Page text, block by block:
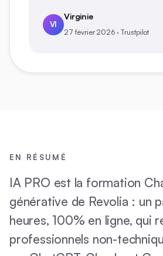
VI
Virginie
27 février 2026 · Trustpilot
EN RÉSUMÉ
IA PRO est la formation
générative de Revolia : un
heures, 100% en ligne, qui
professionnels non-